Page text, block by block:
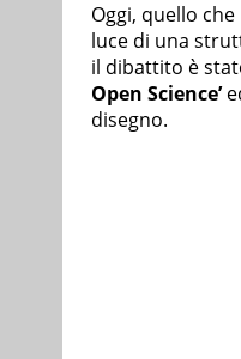
Oggi, quello
luce di una
il dibattito è
Open Science’
disegno.